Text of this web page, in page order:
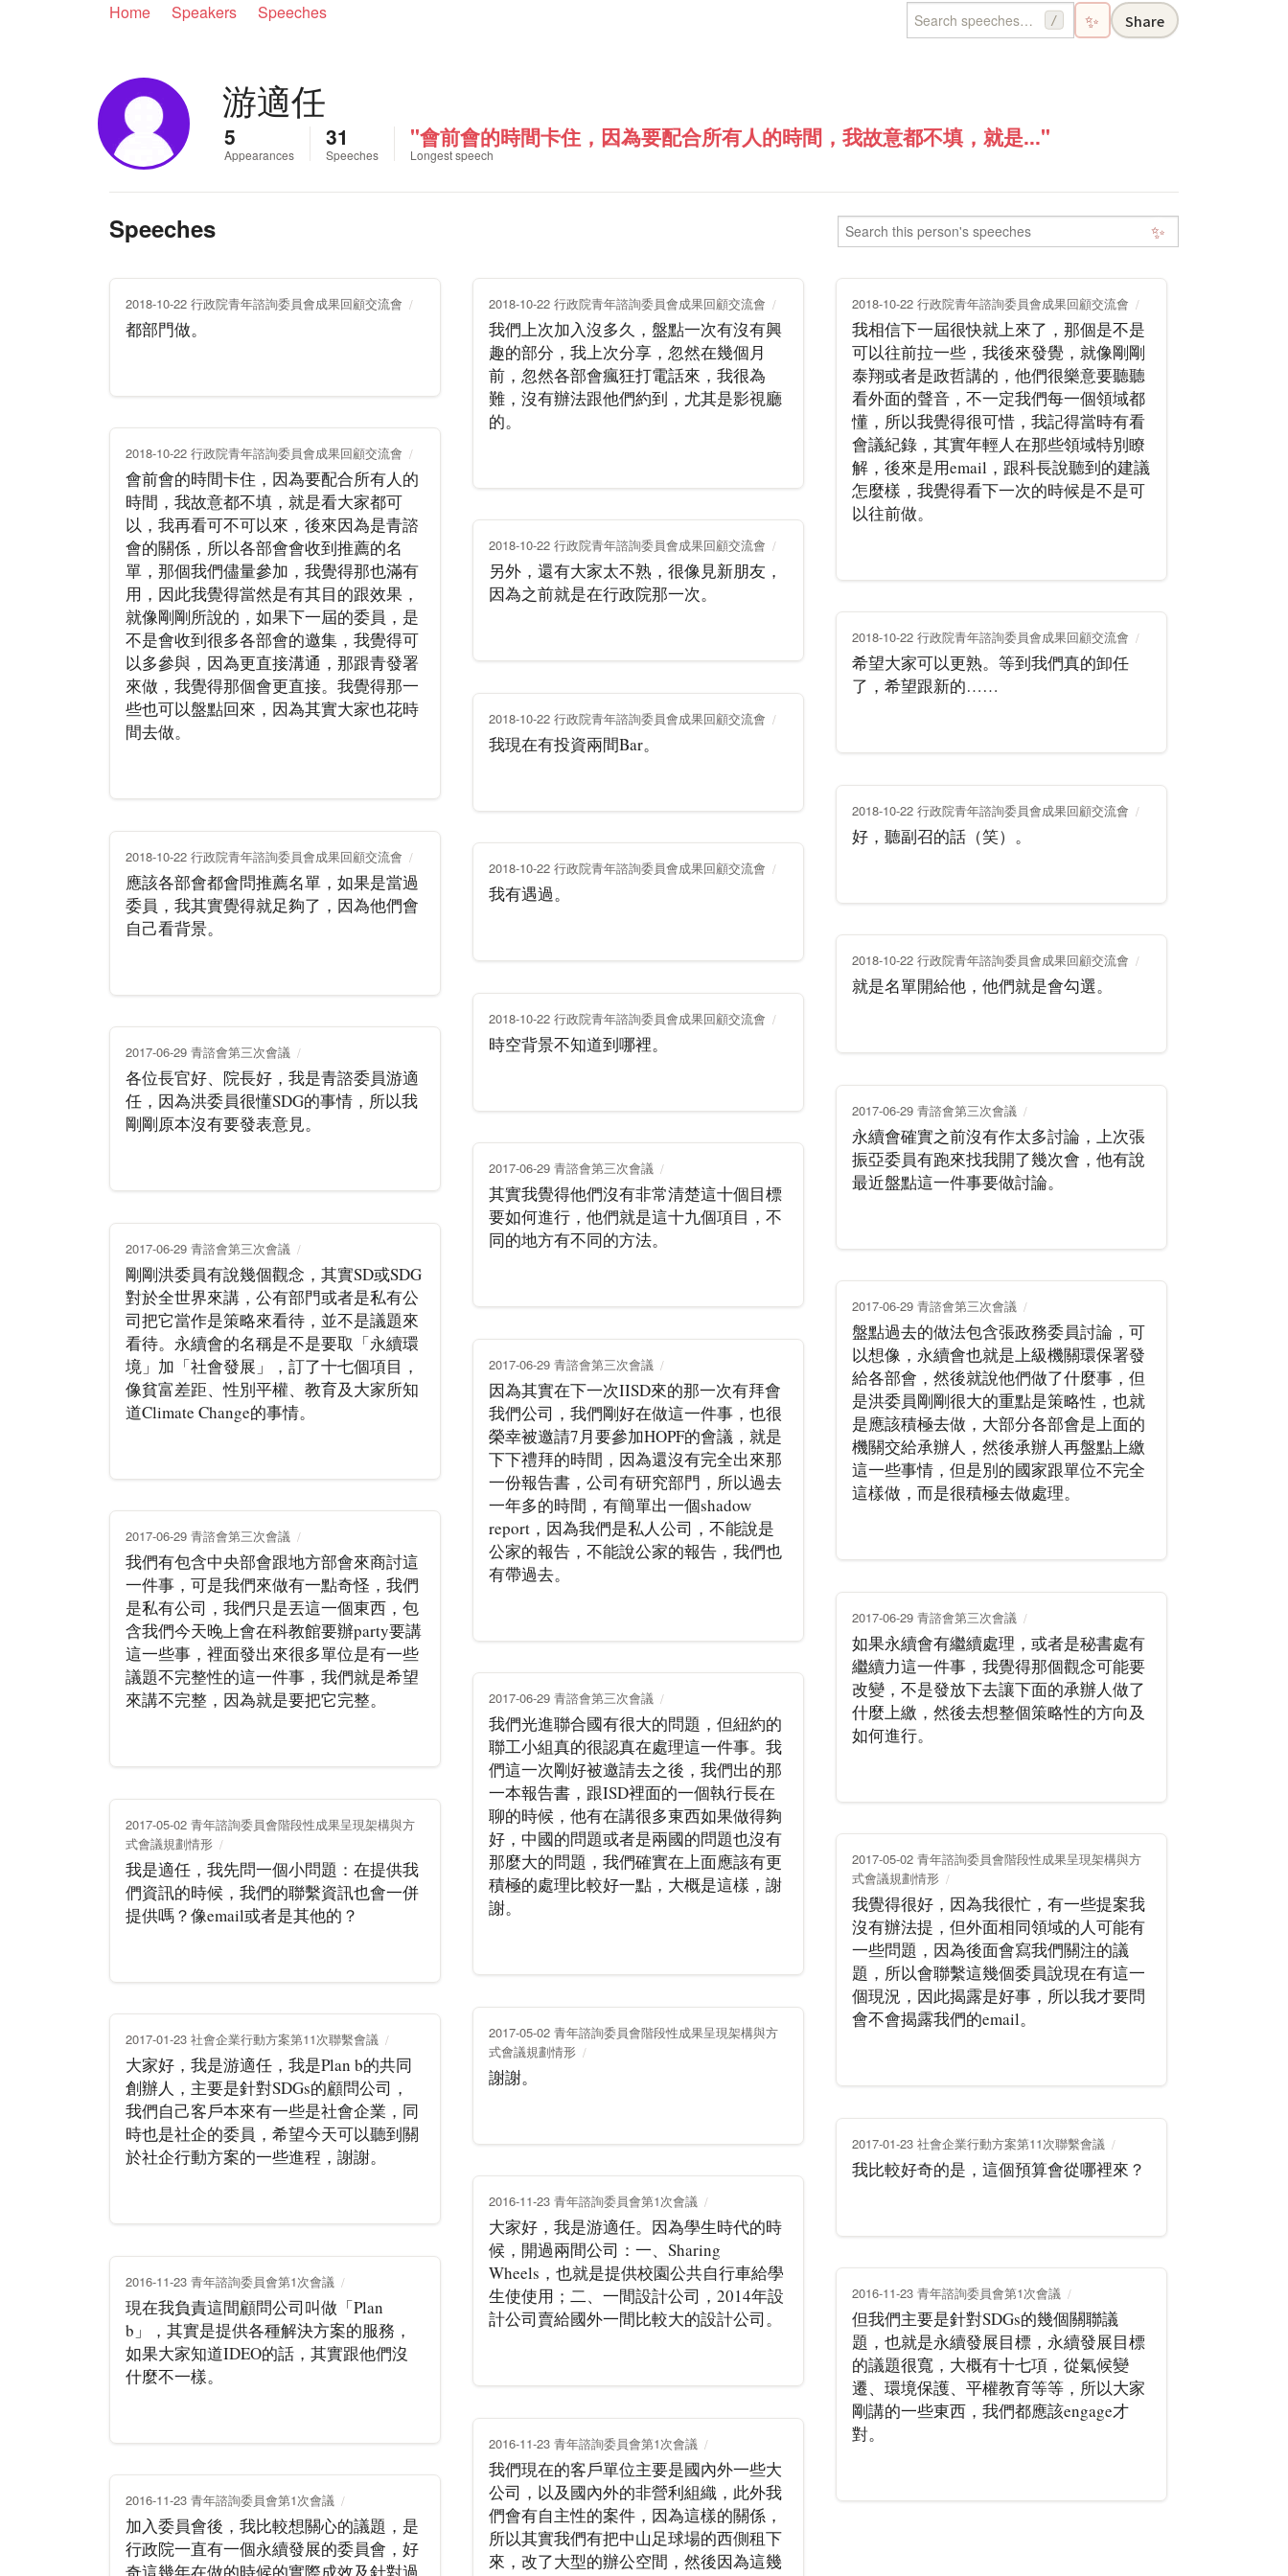
Home Speakers Speeches / ✨ Share
游適任
5
Appearances
31
Speeches
"會前會的時間卡住，因為要配合所有人的時間，我故意都不填，就是..."
Longest speech
Speeches ✨
2018-10-22 行政院青年諮詢委員會成果回顧交流會
都部門做。
2018-10-22 行政院青年諮詢委員會成果回顧交流會
我們上次加入沒多久，盤點一次有沒有興
趣的部分，我上次分享，忽然在幾個月
前，忽然各部會瘋狂打電話來，我很為
難，沒有辦法跟他們約到，尤其是影視廳
的。
2018-10-22 行政院青年諮詢委員會成果回顧交流會
我相信下一屆很快就上來了，那個是不是
可以往前拉一些，我後來發覺，就像剛剛
泰翔或者是政哲講的，他們很樂意要聽聽
看外面的聲音，不一定我們每一個領域都
懂，所以我覺得很可惜，我記得當時有看
會議紀錄，其實年輕人在那些領域特別瞭
解，後來是用email，跟科長說聽到的建議
怎麼樣，我覺得看下一次的時候是不是可
以往前做。
2018-10-22 行政院青年諮詢委員會成果回顧交流會
會前會的時間卡住，因為要配合所有人的
時間，我故意都不填，就是看大家都可
以，我再看可不可以來，後來因為是青諮
會的關係，所以各部會會收到推薦的名
單，那個我們儘量參加，我覺得那也滿有
用，因此我覺得當然是有其目的跟效果，
就像剛剛所說的，如果下一屆的委員，是
不是會收到很多各部會的邀集，我覺得可
以多參與，因為更直接溝通，那跟青發署
來做，我覺得那個會更直接。我覺得那一
些也可以盤點回來，因為其實大家也花時
間去做。
2018-10-22 行政院青年諮詢委員會成果回顧交流會
另外，還有大家太不熟，很像見新朋友，
因為之前就是在行政院那一次。
2018-10-22 行政院青年諮詢委員會成果回顧交流會
希望大家可以更熟。等到我們真的卸任
了，希望跟新的……
2018-10-22 行政院青年諮詢委員會成果回顧交流會
我現在有投資兩間Bar。
2018-10-22 行政院青年諮詢委員會成果回顧交流會
好，聽副召的話（笑）。
2018-10-22 行政院青年諮詢委員會成果回顧交流會
應該各部會都會問推薦名單，如果是當過
委員，我其實覺得就足夠了，因為他們會
自己看背景。
2018-10-22 行政院青年諮詢委員會成果回顧交流會
我有遇過。
2018-10-22 行政院青年諮詢委員會成果回顧交流會
就是名單開給他，他們就是會勾選。
2018-10-22 行政院青年諮詢委員會成果回顧交流會
時空背景不知道到哪裡。
2017-06-29 青諮會第三次會議
各位長官好、院長好，我是青諮委員游適
任，因為洪委員很懂SDG的事情，所以我
剛剛原本沒有要發表意見。
2017-06-29 青諮會第三次會議
永續會確實之前沒有作太多討論，上次張
振亞委員有跑來找我開了幾次會，他有說
最近盤點這一件事要做討論。
2017-06-29 青諮會第三次會議
其實我覺得他們沒有非常清楚這十個目標
要如何進行，他們就是這十九個項目，不
同的地方有不同的方法。
2017-06-29 青諮會第三次會議
剛剛洪委員有說幾個觀念，其實SD或SDG
對於全世界來講，公有部門或者是私有公
司把它當作是策略來看待，並不是議題來
看待。永續會的名稱是不是要取「永續環
境」加「社會發展」，訂了十七個項目，
像貧富差距、性別平權、教育及大家所知
道Climate Change的事情。
2017-06-29 青諮會第三次會議
盤點過去的做法包含張政務委員討論，可
以想像，永續會也就是上級機關環保署發
給各部會，然後就說他們做了什麼事，但
是洪委員剛剛很大的重點是策略性，也就
是應該積極去做，大部分各部會是上面的
機關交給承辦人，然後承辦人再盤點上繳
這一些事情，但是別的國家跟單位不完全
這樣做，而是很積極去做處理。
2017-06-29 青諮會第三次會議
因為其實在下一次IISD來的那一次有拜會
我們公司，我們剛好在做這一件事，也很
榮幸被邀請7月要參加HOPF的會議，就是
下下禮拜的時間，因為還沒有完全出來那
一份報告書，公司有研究部門，所以過去
一年多的時間，有簡單出一個shadow
report，因為我們是私人公司，不能說是
公家的報告，不能說公家的報告，我們也
有帶過去。
2017-06-29 青諮會第三次會議
我們有包含中央部會跟地方部會來商討這
一件事，可是我們來做有一點奇怪，我們
是私有公司，我們只是丟這一個東西，包
含我們今天晚上會在科教館要辦party要講
這一些事，裡面發出來很多單位是有一些
議題不完整性的這一件事，我們就是希望
來講不完整，因為就是要把它完整。
2017-06-29 青諮會第三次會議
如果永續會有繼續處理，或者是秘書處有
繼續力這一件事，我覺得那個觀念可能要
改變，不是發放下去讓下面的承辦人做了
什麼上繳，然後去想整個策略性的方向及
如何進行。
2017-06-29 青諮會第三次會議
我們光進聯合國有很大的問題，但紐約的
聯工小組真的很認真在處理這一件事。我
們這一次剛好被邀請去之後，我們出的那
一本報告書，跟ISD裡面的一個執行長在
聊的時候，他有在講很多東西如果做得夠
好，中國的問題或者是兩國的問題也沒有
那麼大的問題，我們確實在上面應該有更
積極的處理比較好一點，大概是這樣，謝
謝。
2017-05-02 青年諮詢委員會階段性成果呈現架構與方
式會議規劃情形
我是適任，我先問一個小問題：在提供我
們資訊的時候，我們的聯繫資訊也會一併
提供嗎？像email或者是其他的？
2017-05-02 青年諮詢委員會階段性成果呈現架構與方
式會議規劃情形
我覺得很好，因為我很忙，有一些提案我
沒有辦法提，但外面相同領域的人可能有
一些問題，因為後面會寫我們關注的議
題，所以會聯繫這幾個委員說現在有這一
個現況，因此揭露是好事，所以我才要問
會不會揭露我們的email。
2017-05-02 青年諮詢委員會階段性成果呈現架構與方
式會議規劃情形
謝謝。
2017-01-23 社會企業行動方案第11次聯繫會議
大家好，我是游適任，我是Plan b的共同
創辦人，主要是針對SDGs的顧問公司，
我們自己客戶本來有一些是社會企業，同
時也是社企的委員，希望今天可以聽到關
於社企行動方案的一些進程，謝謝。
2017-01-23 社會企業行動方案第11次聯繫會議
我比較好奇的是，這個預算會從哪裡來？
2016-11-23 青年諮詢委員會第1次會議
大家好，我是游適任。因為學生時代的時
候，開過兩間公司：一、Sharing
Wheels，也就是提供校園公共自行車給學
生使使用；二、一間設計公司，2014年設
計公司賣給國外一間比較大的設計公司。
2016-11-23 青年諮詢委員會第1次會議
現在我負責這間顧問公司叫做「Plan
b」，其實是提供各種解決方案的服務，
如果大家知道IDEO的話，其實跟他們沒
什麼不一樣。
2016-11-23 青年諮詢委員會第1次會議
但我們主要是針對SDGs的幾個關聯議
題，也就是永續發展目標，永續發展目標
的議題很寬，大概有十七項，從氣候變
遷、環境保護、平權教育等等，所以大家
剛講的一些東西，我們都應該engage才
對。
2016-11-23 青年諮詢委員會第1次會議
我們現在的客戶單位主要是國內外一些大
公司，以及國內外的非營利組織，此外我
們會有自主性的案件，因為這樣的關係，
所以其實我們有把中山足球場的西側租下
來，改了大型的辦公空間，然後因為這幾
2016-11-23 青年諮詢委員會第1次會議
加入委員會後，我比較想關心的議題，是
行政院一直有一個永續發展的委員會，好
奇這幾年在做的時候的實際成效及針對過